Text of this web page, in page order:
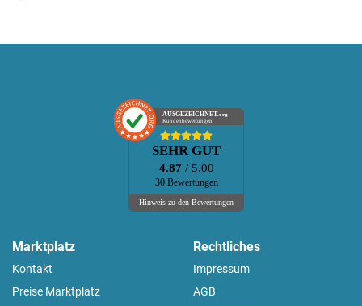
AUSGEZEICHNET .org
Kundenbewertungen
SEHR GUT
4.87 / 5.00
30 Bewertungen
Hinweis zu den Bewertungen
Marktplatz
Kontakt
Preise Marktplatz
Rechtliches
Impressum
AGB